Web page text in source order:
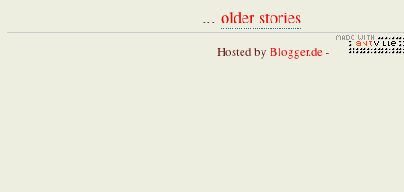
... older stories
Hosted by Blogger.de-